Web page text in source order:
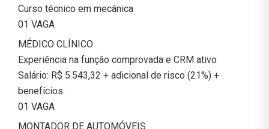
Curso técnico em mecânica
01 VAGA
MÉDICO CLÍNICO
Experiência na função comprovada e CRM ativo
Salário: R$ 5.543,32 + adicional de risco (21%) +
benefícios.
01 VAGA
MONTADOR DE AUTOMÓVEIS